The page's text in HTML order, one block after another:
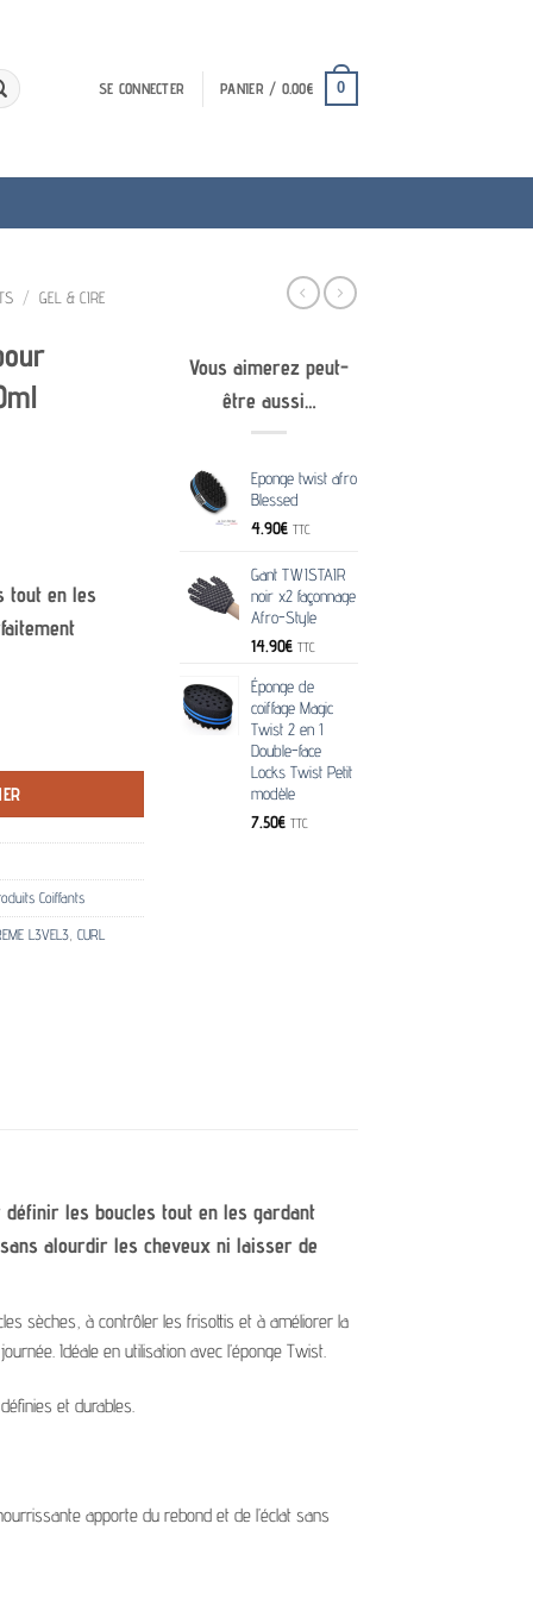
SE CONNECTER PANIER / 0.00€ 0
/ GEL & CIRE
tout en les
bouclés 250ml
Coiffants
L3VEL3 CURL
Vous aimerez peut-
être aussi…
Eponge twist afro
Blessed
4.90€ TTC
Gant TWISTAIR
noir x2 façonnage
Afro-Style
14.90€ TTC
Éponge de
coiffage Magic
Twist 2 en 1
Double-face
Locks Twist Petit
modèle
7.50€ TTC
définir les boucles tout en les gardant
alourdir les cheveux ni laisser de
sèches, à contrôler les frisottis et à améliorer la
Idéale en utilisation avec l’éponge Twist.
et durables.
apporte du rebond et de l’éclat sans